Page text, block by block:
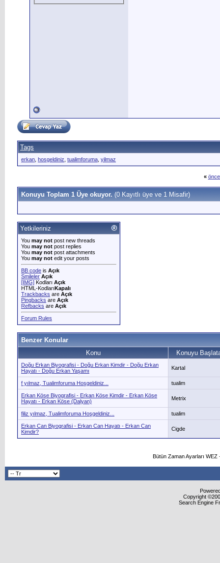
Tags
erkan hosgeldiniz tualimforuma yilmaz
«
Konuyu Toplam 1 Üye okuyor. (0 Kayıtlı üye ve 1 Misafir)
Yetkileriniz
You may not post new threads
You may not post replies
You may not post attachments
You may not edit your posts
BB code is Açık
Smileler Açık
[IMG] Kodları Açık
HTML-KodlarıKapalı
Trackbacks are Açık
Pingbacks are Açık
Refbacks are Açık
Forum Rules
Benzer Konular
Konu
Konuyu
Doğu Erkan Biyografisi - Doğu Erkan Kimdir - Doğu Erkan
Hayatı - Doğu Erkan Yaşamı
Kartal
f yılmaz, Tualimforuma Hoşgeldiniz... tualim
Erkan Köse Biyografisi - Erkan Köse Kimdir - Erkan Köse
Hayatı - Erkan Köse (Dalyan)
Metrix
filiz yılmaz, Tualimforuma Hoşgeldiniz... tualim
Erkan Can Biyografisi - Erkan Can Hayatı - Erkan Can
Kimdir?
Cigde
Bütün Zaman Ayarları
Copyright
Search Engine